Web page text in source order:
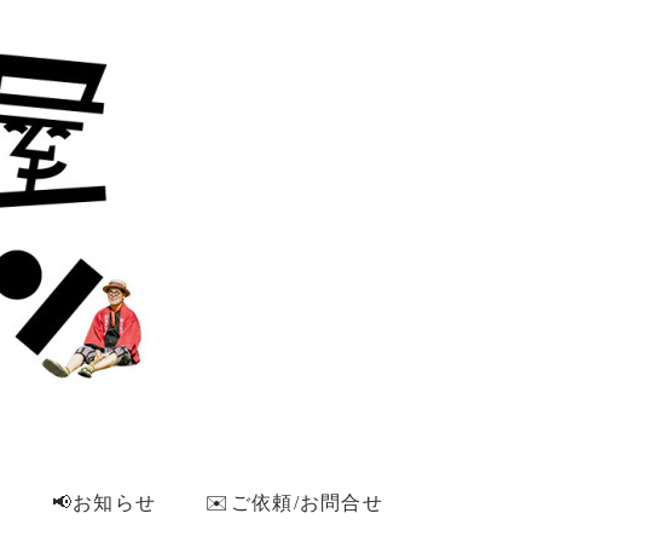
📢お知らせ ✉️ご依頼/お問合せ